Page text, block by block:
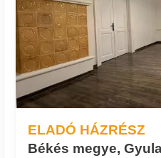
ELADÓ HÁZRÉSZ
Békés megye,